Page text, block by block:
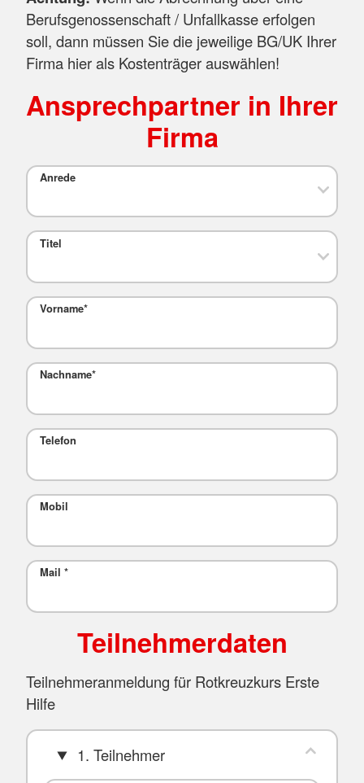
Berufsgenossenschaft / Unfallkasse erfolgen
soll, dann müssen Sie die jeweilige BG/UK Ihrer
Firma hier als Kostenträger auswählen!
Ansprechpartner in Ihrer
Firma
Anrede
Titel
Vorname*
Nachname*
Telefon
Mobil
Mail *
Teilnehmerdaten
Teilnehmeranmeldung für Rotkreuzkurs Erste
Hilfe
1. Teilnehmer